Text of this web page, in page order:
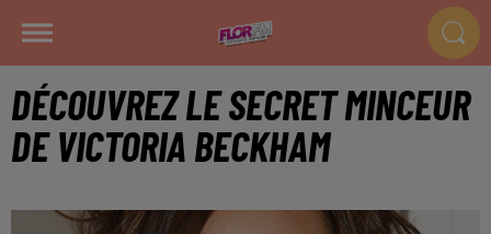
DÉCOUVREZ LE SECRET MINCEUR
DE VICTORIA BECKHAM